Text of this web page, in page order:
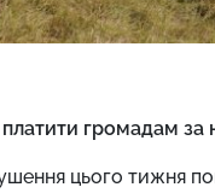
громадам за
цього тижня